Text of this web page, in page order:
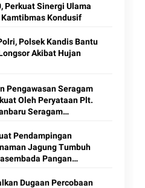
Perkuat Sinergi Ulama
Kondusif
Polsek Kandis Bantu
Akibat Hujan
Pengawasan Seragam
Oleh Peryataan Plt.
Seragam
Pendampingan
Jagung Tumbuh
Pangan
Dugaan Percobaan